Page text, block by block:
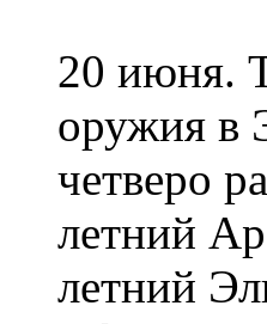
20 июня.
оружия в
четверо
летний
летний